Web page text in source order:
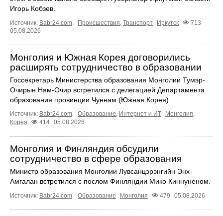
Игорь Кобзев.
Источник: Babr24.com. Происшествия, Транспорт Иркутск
713
05.08.2026
Монголия и Южная Корея договорились
расширять сотрудничество в образовании
Госсекретарь Министерства образования Монголии Тумэр-
Очирын Ням-Очир встретился с делегацией Департамента
образования провинции Чуннам (Южная Корея).
Источник: Babr24.com. Образование, Интернет и ИТ Монголия,
Корея
414 05.08.2026
Монголия и Финляндия обсудили
сотрудничество в сфере образования
Министр образования Монголии Лувсанцэрэнгийн Энх-
Амгалан встретился с послом Финляндии Мико Киннуненом.
Источник: Babr24.com. Образование Монголия 479 05.08.2026